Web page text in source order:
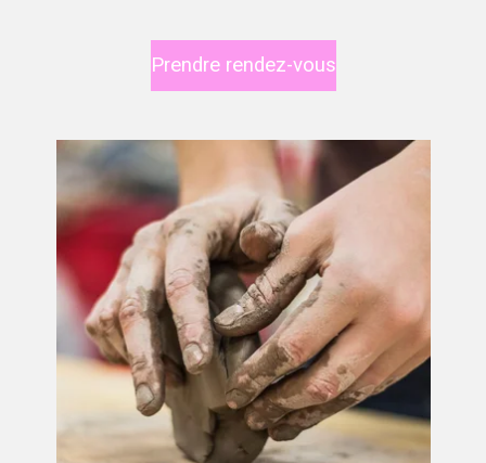
Prendre rendez-vous